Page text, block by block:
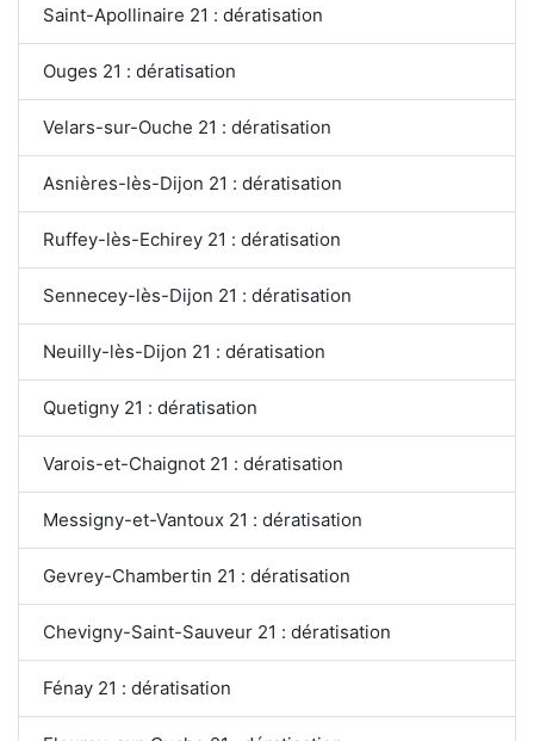
Saint-Apollinaire 21 : dératisation
Ouges 21 : dératisation
Velars-sur-Ouche 21 : dératisation
Asnières-lès-Dijon 21 : dératisation
Ruffey-lès-Echirey 21 : dératisation
Sennecey-lès-Dijon 21 : dératisation
Neuilly-lès-Dijon 21 : dératisation
Quetigny 21 : dératisation
Varois-et-Chaignot 21 : dératisation
Messigny-et-Vantoux 21 : dératisation
Gevrey-Chambertin 21 : dératisation
Chevigny-Saint-Sauveur 21 : dératisation
Fénay 21 : dératisation